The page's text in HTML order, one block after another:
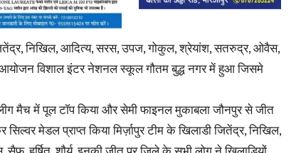
निखिल, आदित्य, सरस, उपज, गोकुल, श्रेयांश, सतरुद्र, ओवैस,
आयोजन विशाल इंटर नेशनल स्कूल गौतम बुद्ध नगर में हुआ जिसमे
लीग मैच में पूल टॉप किया और सेमी फाइनल मुकाबला जौनपुर से जीत
मेडल प्राप्त किया मिर्ज़ापुर टीम के खिलाडी जितेंद्र, निखिल,